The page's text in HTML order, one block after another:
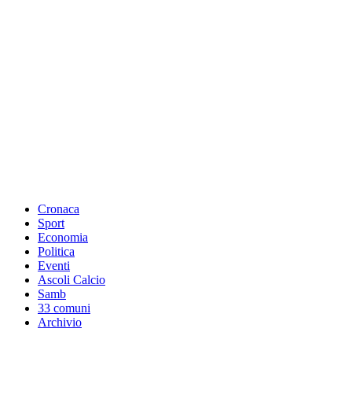
Cronaca
Sport
Economia
Politica
Eventi
Ascoli Calcio
Samb
33 comuni
Archivio